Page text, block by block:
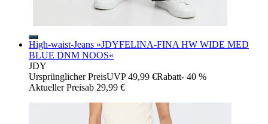
High-waist-Jeans »JDYFELINA-FINA HW WIDE MED
BLUE DNM NOOS«
JDY
Ursprünglicher PreisUVP 49,99 €Rabatt- 40 %
Aktueller Preisab 29,99 €